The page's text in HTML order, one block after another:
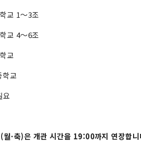
교 1～3조
교 4～6조
교
교
요
·축)은 개관 시간을 19:00까지 연장합